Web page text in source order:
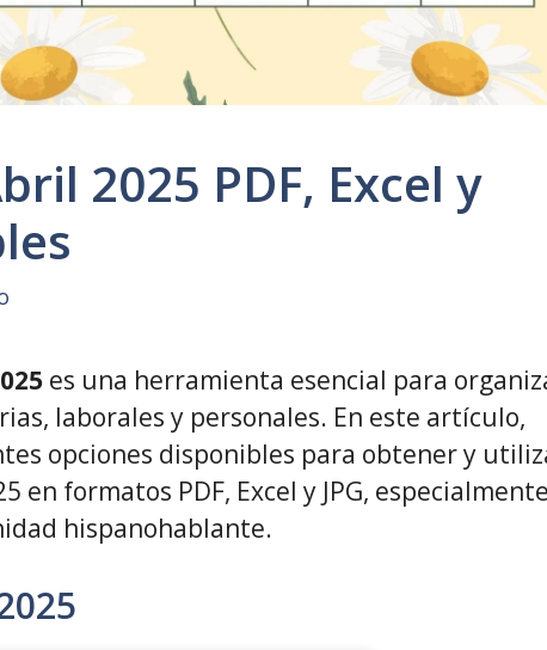
2025 PDF, Excel y
es una herramienta esencial para
laborales y personales. En este artículo,
opciones disponibles para obtener y
en formatos PDF, Excel y JPG, especialmente
hispanohablante.